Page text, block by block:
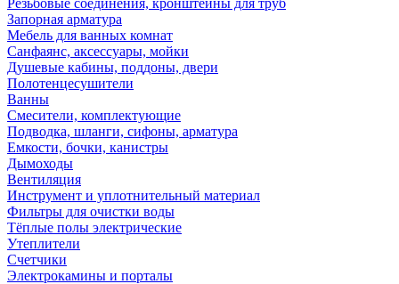
Резьбовые соединения, кронштейны для труб
Запорная арматура
Мебель для ванных комнат
Санфаянс, аксессуары, мойки
Душевые кабины, поддоны, двери
Полотенцесушители
Ванны
Смесители, комплектующие
Подводка, шланги, сифоны, арматура
Емкости, бочки, канистры
Дымоходы
Вентиляция
Инструмент и уплотнительный материал
Фильтры для очистки воды
Тёплые полы электрические
Утеплители
Счетчики
Электрокамины и порталы